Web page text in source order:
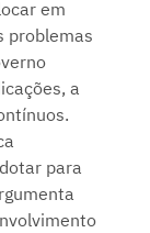
em
problemas
a
para